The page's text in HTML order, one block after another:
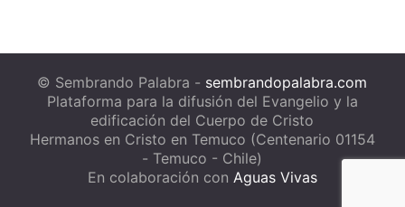
© Sembrando Palabra - sembrandopalabra.com
Plataforma para la difusión del Evangelio y la
edificación del Cuerpo de Cristo
Hermanos en Cristo en Temuco (Centenario 01154
- Temuco - Chile)
En colaboración con Aguas Vivas